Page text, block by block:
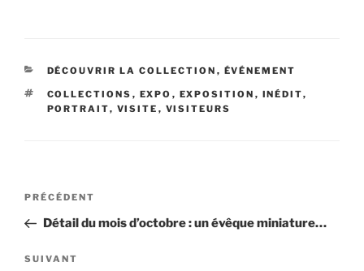
CATÉGORIES
DÉCOUVRIR LA COLLECTION , ÉVÉNEMENT
ÉTIQUETTES
COLLECTIONS , EXPO , EXPOSITION , INÉDIT,
PORTRAIT, VISITE , VISITEURS
Navigation
l’article
Article
précédent
PRÉCÉDENT
Détail du mois d’octobre : un évêque miniature…
Article
SUIVANT